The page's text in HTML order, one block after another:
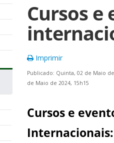
Cursos e
Imprimir
Publicado: Quinta, 02 de Maio
de Maio de 2024, 15h15
Cursos e
Internacionais: